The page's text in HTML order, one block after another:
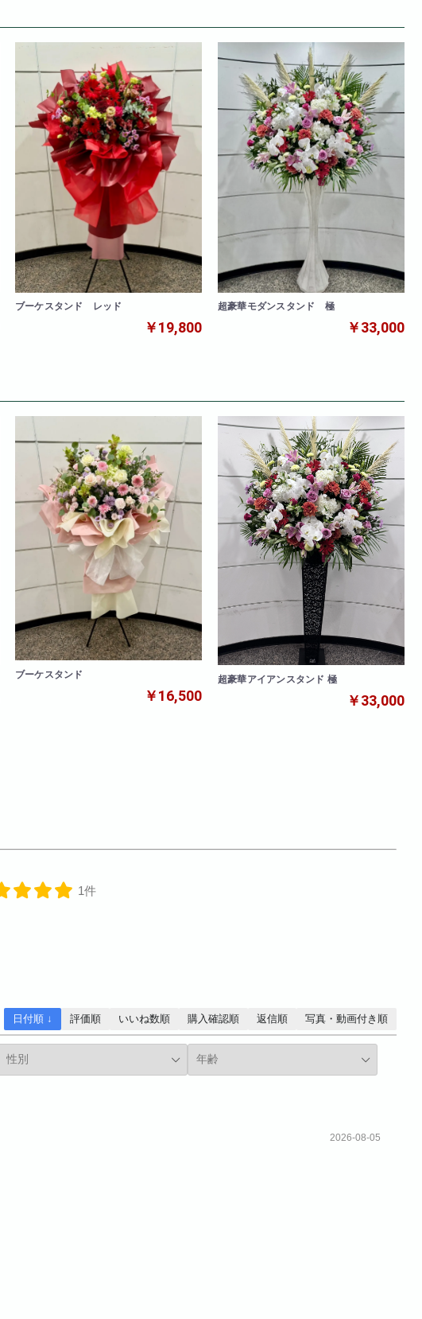
ブーケスタンド レッド
￥19,800
超豪華モダンスタンド 極
￥33,000
ブーケスタンド
￥16,500
超豪華アイアンスタンド 極
￥33,000
1件
日付順 ↓ 評価順 いいね数順 購入確認順 返信順 写真・動画付き順
2026-08-05